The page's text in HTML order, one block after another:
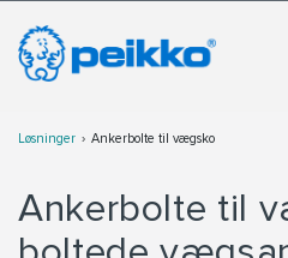
Løsninger Ankerbolte til vægsko
Ankerbolte til